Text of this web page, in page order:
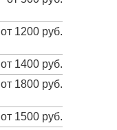
от 1200 руб.
от 1400 руб.
от 1800 руб.
от 1500 руб.